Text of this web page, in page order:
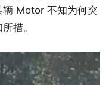
辆 Motor 不知为何突
措。